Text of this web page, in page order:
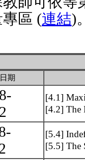
區 (連結)
日期
[4.1]
[4.2] The
[5.4]
[5.5] The